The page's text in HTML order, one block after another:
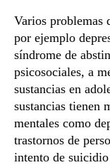
Varios problemas
por ejemplo
síndrome de
psicosociales, a
sustancias en
sustancias tienen
mentales como
trastornos de
intento de